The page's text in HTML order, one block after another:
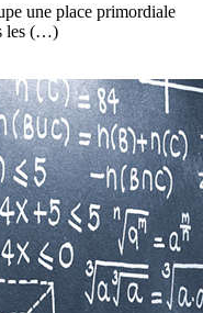
une place primordiale
les (…)